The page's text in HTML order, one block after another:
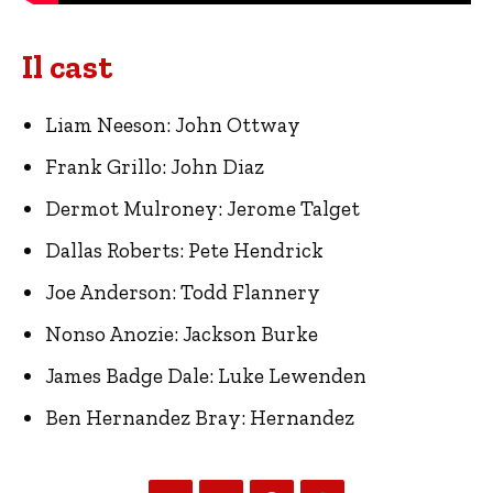
Il cast
Liam Neeson: John Ottway
Frank Grillo: John Diaz
Dermot Mulroney: Jerome Talget
Dallas Roberts: Pete Hendrick
Joe Anderson: Todd Flannery
Nonso Anozie: Jackson Burke
James Badge Dale: Luke Lewenden
Ben Hernandez Bray: Hernandez